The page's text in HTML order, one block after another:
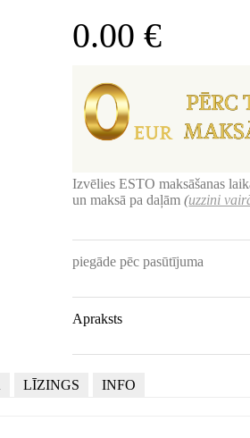
0.00€
Izvēlies ESTO maksāšanas
un maksā pa daļām(uzzini
piegāde pēc pasūtījuma
Apraksts
LĪZINGS INFO